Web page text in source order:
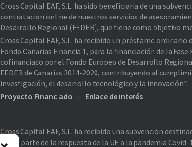
Cross Capital EAF, S.L. ha sido beneficiaria de una
contratación online de nuestros servicios de
Desarrollo Regional (FEDER), que tiene como objetivo
Cross Capital EAF, S.L. ha recibido un préstamo ordinario
Fondo Canarias Financia 1, para la financiación de la
cofinanciado por el Fondo Europeo de Desarrollo
FEDER de Canarias 2014-2020, contribuyendo al
investigación, el desarrollo tecnológico y la innovación”.
Proyecto Financiado – Enlace de interés
Cross Capital EAF, S.L. ha recibido una subvención
como parte de la respuesta de la UE a la pandemia